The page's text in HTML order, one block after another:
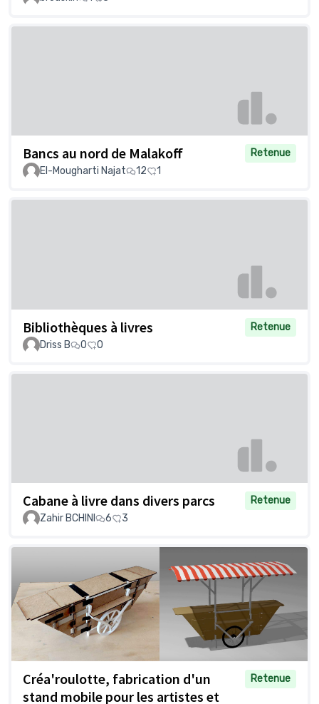
Bancs au nord de Malakoff
Retenue
El-Mougharti Najat
12 1
Bibliothèques à livres
Retenue
Driss B
0 0
Cabane à livre dans divers parcs
Retenue
Zahir BCHINI
6 3
Créa'roulotte, fabrication d'un
stand mobile pour les artistes et
Retenue